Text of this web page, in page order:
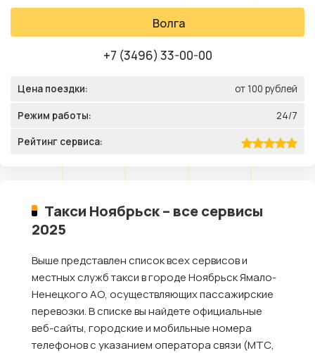
Волга
+7 (3496) 33-00-00
Цена поездки: от 100 рублей
Режим работы: 24/7
Рейтинг сервиса:
Такси Ноябрьск – все сервисы
2025
Выше представлен список всех сервисов и
местных служб такси в городе Ноябрьск Ямало-
Ненецкого АО, осуществляющих пассажирские
перевозки. В списке вы найдете официальные
веб-сайты, городские и мобильные номера
телефонов с указанием оператора связи (МТС,